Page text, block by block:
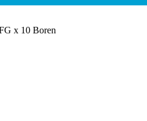
x 10 Boren